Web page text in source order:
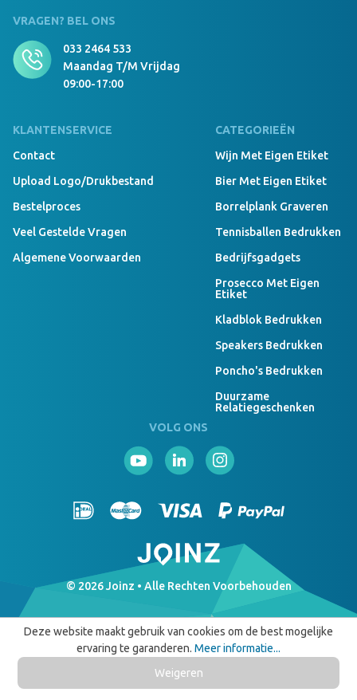
VRAGEN? BEL ONS
033 2464 533
Maandag T/m Vrijdag
09:00-17:00
KLANTENSERVICE
Contact
Upload Logo/drukbestand
Bestelproces
Veel Gestelde Vragen
Algemene Voorwaarden
CATEGORIEËN
Wijn Met Eigen Etiket
Bier Met Eigen Etiket
Borrelplank Graveren
Tennisballen Bedrukken
Bedrijfsgadgets
Prosecco Met Eigen
Etiket
Kladblok Bedrukken
Speakers Bedrukken
Poncho's Bedrukken
Duurzame
Relatiegeschenken
VOLG ONS
© 2026 Joinz • Alle Rechten Voorbehouden
Deze website maakt gebruik van cookies om de best mogelijke
ervaring te garanderen. Meer informatie...
Weigeren